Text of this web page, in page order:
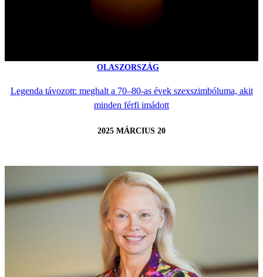
OLASZORSZÁG
Legenda távozott: meghalt a 70–80-as évek szexszimbóluma, akit
minden férfi imádott
2025 MÁRCIUS 20